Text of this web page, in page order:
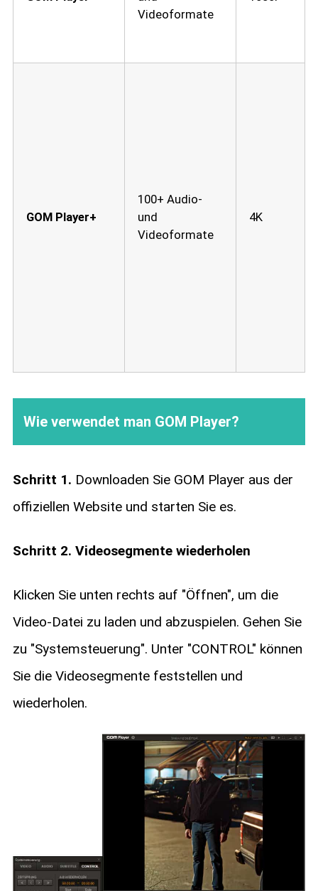
Videoformate
GOM Player+
100+ Audio-
und
Videoformate
4K
Wie verwendet man GOM Player?
Schritt 1. Downloaden Sie GOM Player aus der
offiziellen Website und starten Sie es.
Schritt 2. Videosegmente wiederholen
Klicken Sie unten rechts auf "Öffnen", um die
Video-Datei zu laden und abzuspielen. Gehen Sie
zu "Systemsteuerung". Unter "CONTROL" können
Sie die Videosegmente feststellen und
wiederholen.